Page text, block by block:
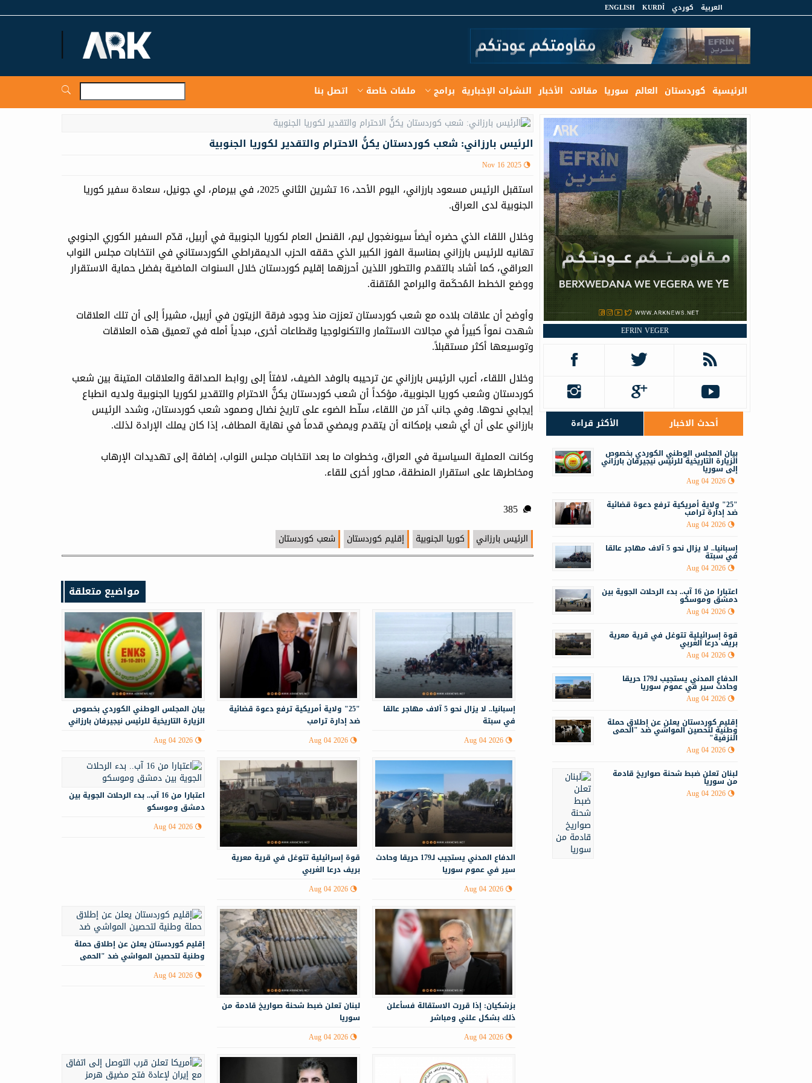
العربية كوردي KURDÎ
ENGLISH
الرئيسية كوردستان العالم سوريا مقالات الأخبار النشرات الإخبارية برامج ملفات خاصة اتصل بنا
الرئيس بارزاني: شعب كوردستان يكنُّ الاحترام والتقدير لكوريا الجنوبية
Nov 16 2025
استقبل الرئيس مسعود بارزاني، اليوم الأحد، 16 تشرين الثاني 2025، في بيرمام، لي جونيل، سعادة سفير كوريا
الجنوبية لدى العراق.
وخلال اللقاء الذي حضره أيضاً سيونغجول ليم، القنصل العام لكوريا الجنوبية في أربيل، قدّم السفير الكوري الجنوبي
تهانيه للرئيس بارزاني بمناسبة الفوز الكبير الذي حققه الحزب الديمقراطي الكوردستاني في انتخابات مجلس النواب
العراقي، كما أشاد بالتقدم والتطور اللذين أحرزهما إقليم كوردستان خلال السنوات الماضية بفضل حماية الاستقرار
ووضع الخطط المُحكَمة والبرامج المُتقنة.
وأوضح أن علاقات بلاده مع شعب كوردستان تعززت منذ وجود فرقة الزيتون في أربيل، مشيراً إلى أن تلك العلاقات
شهدت نمواً كبيراً في مجالات الاستثمار والتكنولوجيا وقطاعات أخرى، مبدياً أمله في تعميق هذه العلاقات
وتوسيعها أكثر مستقبلاً.
وخلال اللقاء، أعرب الرئيس بارزاني عن ترحيبه بالوفد الضيف، لافتاً إلى روابط الصداقة والعلاقات المتينة بين شعب
كوردستان وشعب كوريا الجنوبية، مؤكداً أن شعب كوردستان يكنُّ الاحترام والتقدير لكوريا الجنوبية ولديه انطباع
إيجابي نحوها. وفي جانب آخر من اللقاء، سلّط الضوء على تاريخ نضال وصمود شعب كوردستان، وشدد الرئيس
بارزاني على أن أي شعب بإمكانه أن يتقدم ويمضي قدماً في نهاية المطاف، إذا كان يملك الإرادة لذلك.
وكانت العملية السياسية في العراق، وخطوات ما بعد انتخابات مجلس النواب، إضافة إلى تهديدات الإرهاب
ومخاطرها على استقرار المنطقة، محاور أخرى للقاء.
385
الرئيس بارزاني كوريا الجنوبية إقليم كوردستان شعب كوردستان
مواضيع متعلقة
‏‏بيان المجلس الوطني الكوردي بخصوص
الزيارة التاريخية للرئيس نيجيرفان بارزاني
إلى سوريا
Aug 04 2026
"25" ولاية أمريكية ترفع دعوة قضائية
ضد إدارة ترامب
Aug 04 2026
إسبانيا.. لا يزال نحو 5 آلاف مهاجر عالقا
في سبتة
Aug 04 2026
اعتبارا من 16 آب.. بدء الرحلات الجوية بين
دمشق وموسكو
Aug 04 2026
قوة إسرائيلية تتوغل في قرية معرية
بريف درعا الغربي
Aug 04 2026
الدفاع المدني يستجيب لـ179 حريقا وحادث
سير في عموم سوريا
Aug 04 2026
إقليم كوردستان يعلن عن إطلاق حملة
وطنية لتحصين المواشي ضد "الحمى
Aug 04 2026
لبنان تعلن ضبط شحنة صواريخ قادمة من
سوريا
Aug 04 2026
بزشكيان: إذا قررت الاستقالة فسأعلن
ذلك بشكل علني ومباشر
Aug 04 2026
EFRIN VEGER
أحدث الاخبار الأكثر قراءة
‏‏بيان المجلس الوطني الكوردي بخصوص
الزيارة التاريخية للرئيس نيجيرفان بارزاني
إلى سوريا
Aug 04 2026
"25" ولاية أمريكية ترفع دعوة قضائية
ضد إدارة ترامب
Aug 04 2026
إسبانيا.. لا يزال نحو 5 آلاف مهاجر عالقا
في سبتة
Aug 04 2026
اعتبارا من 16 آب.. بدء الرحلات الجوية بين
دمشق وموسكو
Aug 04 2026
قوة إسرائيلية تتوغل في قرية معرية
بريف درعا الغربي
Aug 04 2026
الدفاع المدني يستجيب لـ179 حريقا
وحادث سير في عموم سوريا
Aug 04 2026
إقليم كوردستان يعلن عن إطلاق حملة
وطنية لتحصين المواشي ضد "الحمى
النزفية"
Aug 04 2026
لبنان تعلن ضبط شحنة صواريخ قادمة
من سوريا
Aug 04 2026